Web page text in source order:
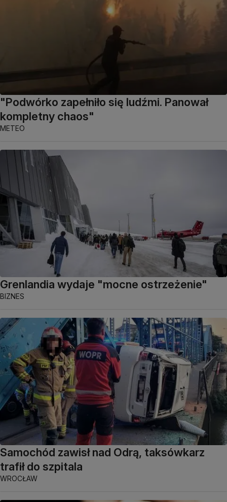
"Podwórko zapełniło się ludźmi. Panował
kompletny chaos"
METEO
Grenlandia wydaje "mocne ostrzeżenie"
BIZNES
Samochód zawisł nad Odrą, taksówkarz
trafił do szpitala
WROCŁAW